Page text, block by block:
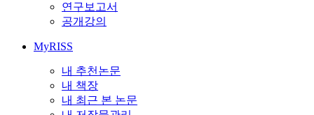
연구보고서
공개강의
MyRISS
내 추천논문
내 책장
내 최근 본 논문